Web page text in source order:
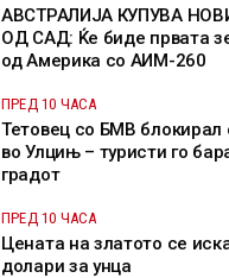
АВСТРАЛИЈА КУПУВА
ОД САД: Ќе биде првата
од Америка со АИМ-260
ПРЕД 10 ЧАСА
Тетовец со БМВ блокирал
во Улцињ – туристи го
градот
ПРЕД 10 ЧАСА
Цената на златото се
долари за унца